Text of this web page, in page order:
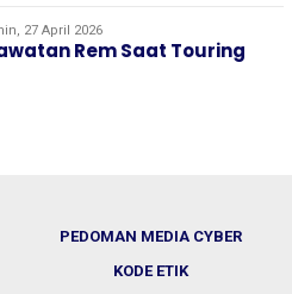
27 April 2026
Rem Saat Touring
PEDOMAN MEDIA CYBER
KODE ETIK